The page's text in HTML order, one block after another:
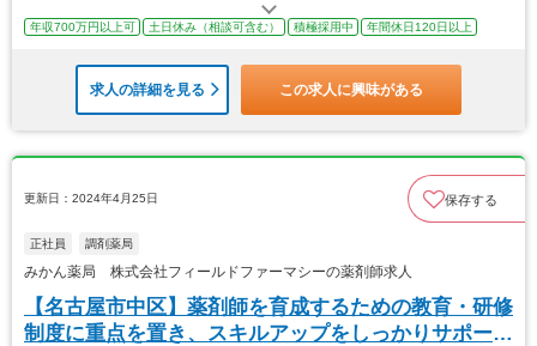
年収700万円以上可 土日休み（相談可含む） 積極採用中 年間休日120日以上
求人の詳細を見る この求人に興味がある
更新日：2024年4月25日 保存する
正社員 調剤薬局
みかん薬局 株式会社フィールドファーマシーの薬剤師求人
【名古屋市中区】薬剤師を育成するための教育・研修
制度に重点を置き、スキルアップをしっかりサポー